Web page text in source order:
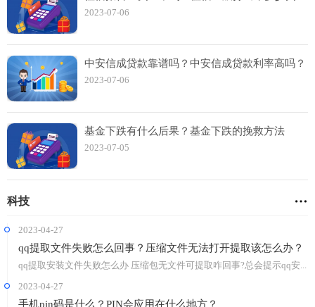
2023-07-06
中安信成贷款靠谱吗？中安信成贷款利率高吗？
2023-07-06
基金下跌有什么后果？基金下跌的挽救方法
2023-07-05
科技
2023-04-27
qq提取文件失败怎么回事？压缩文件无法打开提取该怎么办？
qq提取安装文件失败怎么办 压缩包无文件可提取咋回事?总会提示qq安...
2023-04-27
手机pin码是什么？PIN会应用在什么地方？